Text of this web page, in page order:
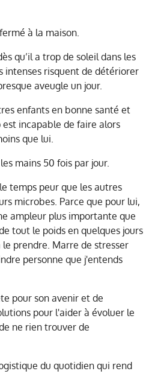
à la maison.
qu’il a trop de soleil dans les
intenses risquent de détériorer
aveugle un jour.
enfants en bonne santé et
est incapable de faire alors
que lui.
mains 50 fois par jour.
temps peur que les autres
microbes. Parce que pour lui,
ampleur plus importante que
tout le poids en quelques jours
le prendre. Marre de stresser
personne que j'entends
pour son avenir et de
pour l'aider à évoluer le
ne rien trouver de
du quotidien qui rend